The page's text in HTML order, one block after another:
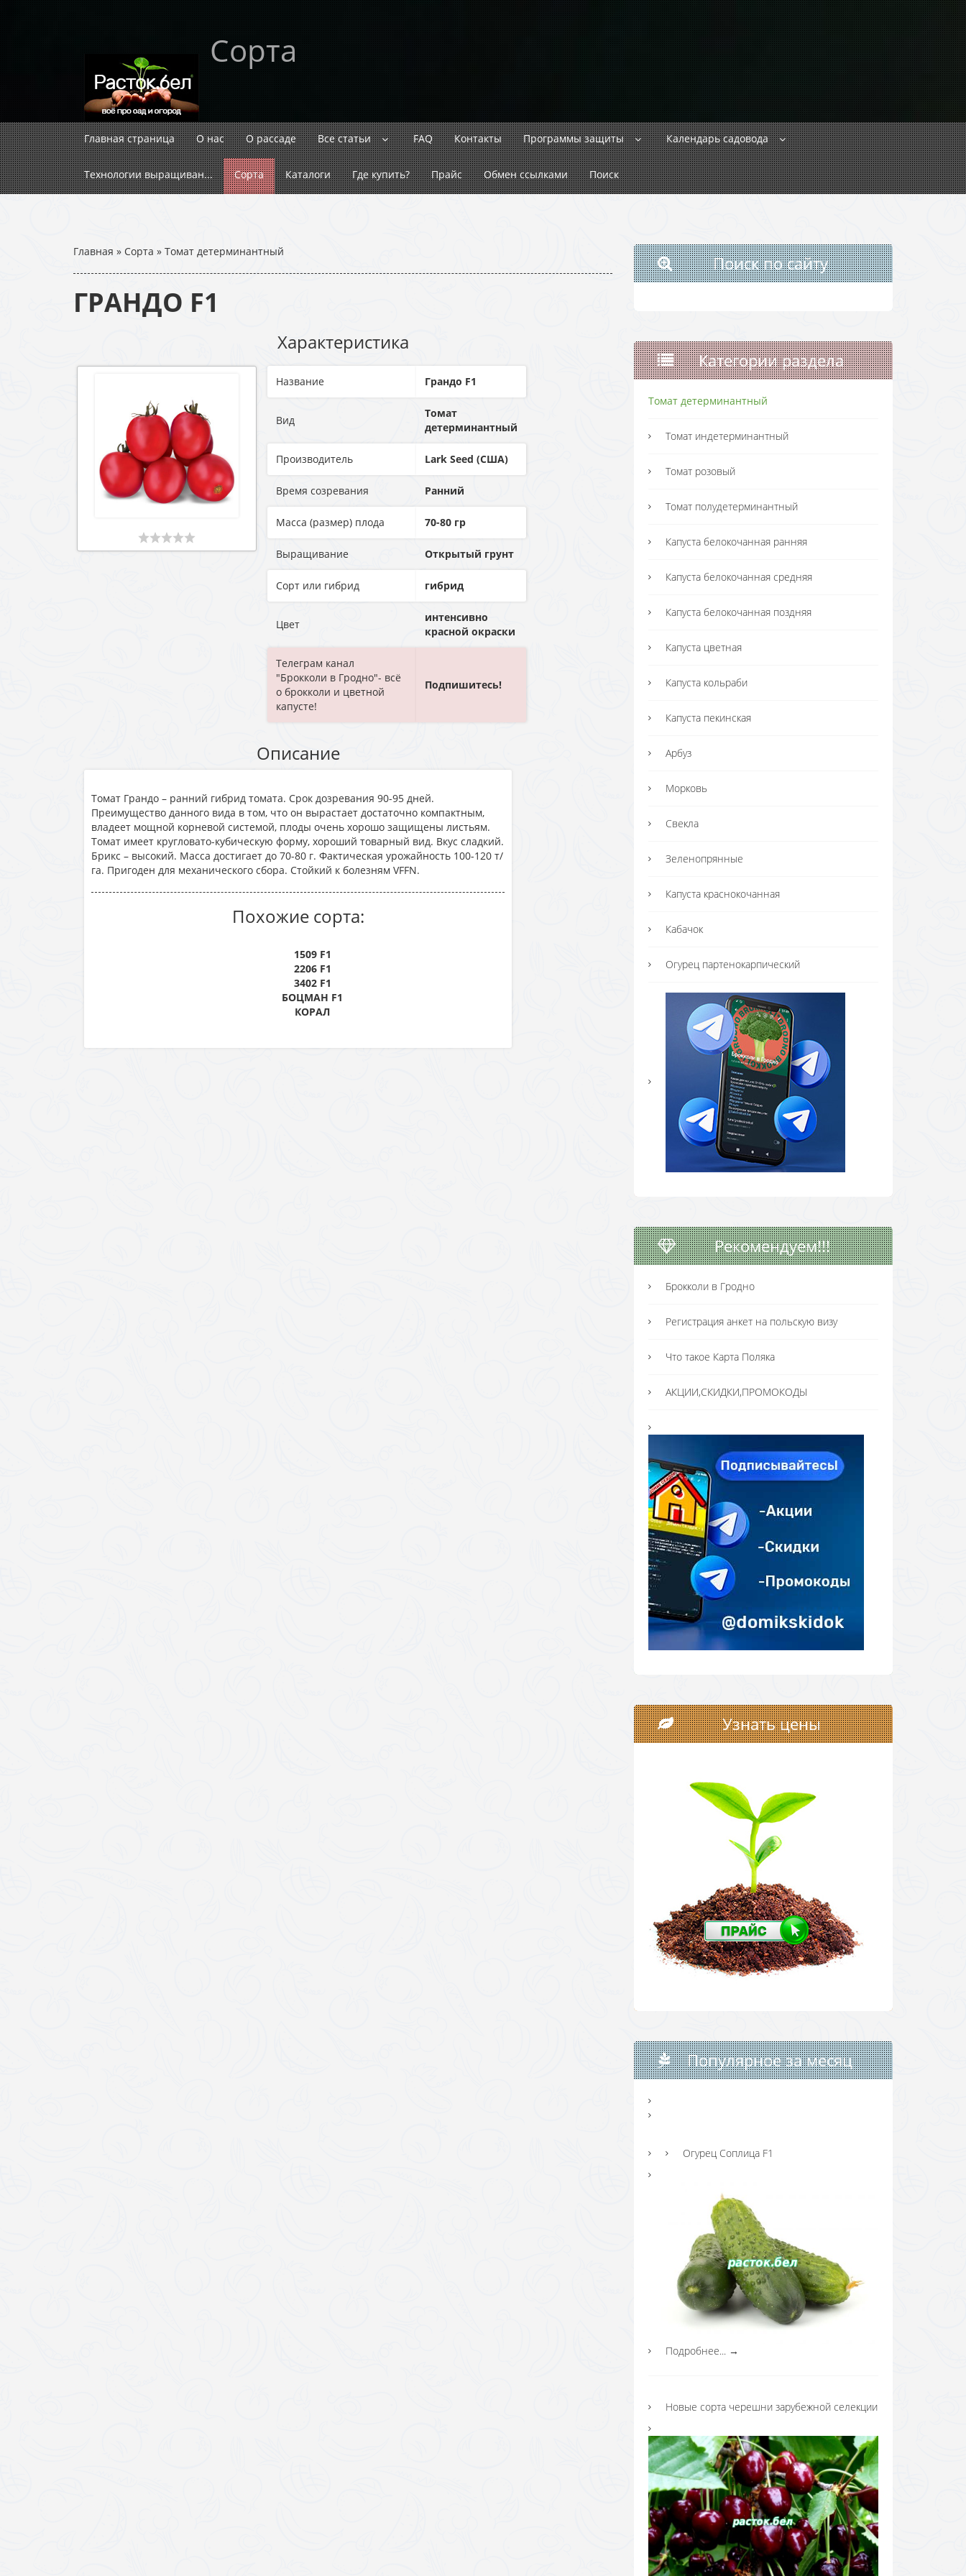
Сорта
Главная страница О нас О рассаде Все статьи FAQ Контакты Программы защиты Календарь садовода
Технологии выращиван... Сорта Каталоги Где купить? Прайс Обмен ссылками Поиск
Главная » Сорта » Томат детерминантный
ГРАНДО F1
Характеристика
Название Грандо F1
Вид
Томат
детерминантный
Производитель Lark Seed (США)
Время созревания Ранний
Масса (размер) плода 70-80 гр
Выращивание Открытый грунт
Сорт или гибрид гибрид
Цвет
интенсивно
красной окраски
Телеграм канал
"Брокколи в Гродно"- всё
о брокколи и цветной
капусте!
Подпишитесь!
Описание
Томат Грандо – ранний гибрид томата. Срок дозревания 90-95 дней.
Преимущество данного вида в том, что он вырастает достаточно компактным,
владеет мощной корневой системой, плоды очень хорошо защищены листьям.
Томат имеет кругловато-кубическую форму, хороший товарный вид. Вкус сладкий.
Брикс – высокий. Масса достигает до 70-80 г. Фактическая урожайность 100-120 т/
га. Пригоден для механического сбора. Стойкий к болезням VFFN.
Похожие сорта:
1509 F1
2206 F1
3402 F1
БОЦМАН F1
КОРАЛ
Поиск по сайту
Категории раздела
Томат детерминантный
Томат индетерминантный
Томат розовый
Томат полудетерминантный
Капуста белокочанная ранняя
Капуста белокочанная средняя
Капуста белокочанная поздняя
Капуста цветная
Капуста кольраби
Капуста пекинская
Арбуз
Морковь
Свекла
Зеленопрянные
Капуста краснокочанная
Кабачок
Огурец партенокарпический
Рекомендуем!!!
Брокколи в Гродно
Регистрация анкет на польскую визу
Что такое Карта Поляка
АКЦИИ,СКИДКИ,ПРОМОКОДЫ
Узнать цены
Популярное за месяц
Огурец Соплица F1
Подробнее... →
Новые сорта черешни зарубежной селекции